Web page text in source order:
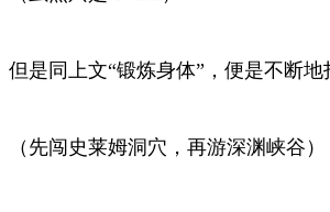
但是同上文“锻炼身体”，便是不断地
（先闯史莱姆洞穴，再游深渊峡谷）